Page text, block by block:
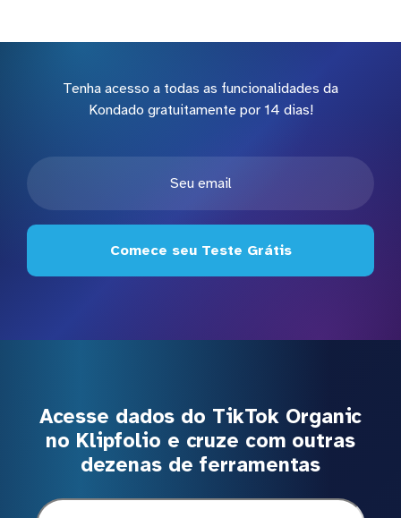
Tenha acesso a todas as funcionalidades da
Kondado gratuitamente por 14 dias!
Comece seu Teste Grátis
Acesse dados do TikTok Organic
no Klipfolio e cruze com outras
dezenas de ferramentas